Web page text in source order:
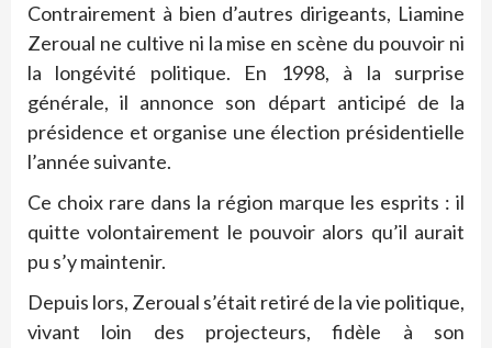
Contrairement à bien d’autres dirigeants, Liamine
Zeroual ne cultive ni la mise en scène du pouvoir ni
la longévité politique. En 1998, à la surprise
générale, il annonce son départ anticipé de la
présidence et organise une élection présidentielle
l’année suivante.
Ce choix rare dans la région marque les esprits : il
quitte volontairement le pouvoir alors qu’il aurait
pu s’y maintenir.
Depuis lors, Zeroual s’était retiré de la vie politique,
vivant loin des projecteurs, fidèle à son